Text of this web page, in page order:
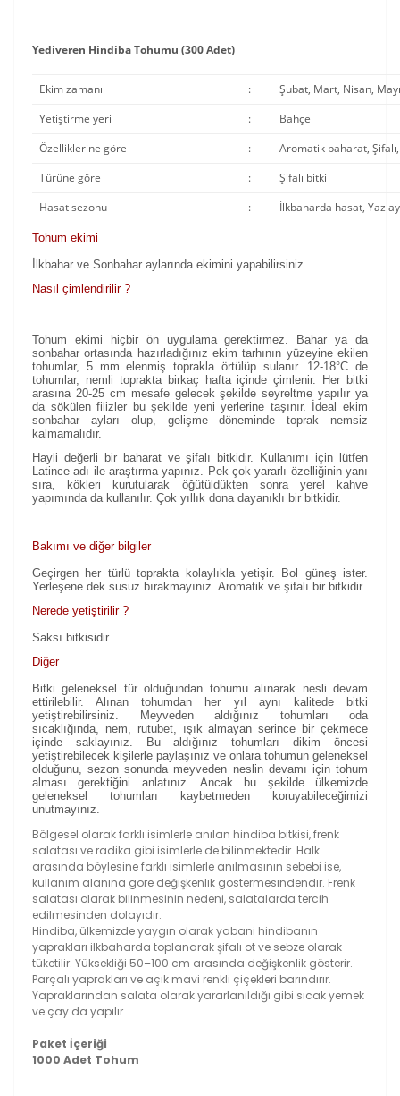
Yediveren Hindiba Tohumu (300 Adet)
Ekim zamanı :
Şubat, Mart, Nisan,
Yetiştirme yeri
:
Bahçe
Özelliklerine göre
:
Aromatik baharat,
Türüne göre
:
Şifalı bitki
Hasat sezonu
: İlkbaharda hasat, Yaz
Tohum ekimi
İlkbahar ve Sonbahar aylarında ekimini yapabilirsiniz.
Nasıl çimlendirilir ?
Tohum ekimi hiçbir ön uygulama gerektirmez. Bahar ya da
sonbahar ortasında hazırladığınız ekim tarhının yüzeyine ekilen
tohumlar, 5 mm elenmiş toprakla örtülüp sulanır. 12-18°C de
tohumlar, nemli toprakta birkaç hafta içinde çimlenir. Her bitki
arasına 20-25 cm mesafe gelecek şekilde seyreltme yapılır ya
da sökülen filizler bu şekilde yeni yerlerine taşınır. İdeal ekim
sonbahar ayları olup, gelişme döneminde toprak nemsiz
kalmamalıdır.
Hayli değerli bir baharat ve şifalı bitkidir. Kullanımı için lütfen
Latince adı ile araştırma yapınız. Pek çok yararlı özelliğinin yanı
sıra, kökleri kurutularak öğütüldükten sonra yerel kahve
yapımında da kullanılır. Çok yıllık dona dayanıklı bir bitkidir.
Bakımı ve diğer bilgiler
Geçirgen her türlü toprakta kolaylıkla yetişir. Bol güneş ister.
Yerleşene dek susuz bırakmayınız. Aromatik ve şifalı bir bitkidir.
Nerede yetiştirilir ?
Saksı bitkisidir.
Diğer
Bitki geleneksel tür olduğundan tohumu alınarak nesli devam
ettirilebilir. Alınan tohumdan her yıl aynı kalitede bitki
yetiştirebilirsiniz. Meyveden aldığınız tohumları oda
sıcaklığında, nem, rutubet, ışık almayan serince bir çekmece
içinde saklayınız. Bu aldığınız tohumları dikim öncesi
yetiştirebilecek kişilerle paylaşınız ve onlara tohumun geleneksel
olduğunu, sezon sonunda meyveden neslin devamı için tohum
alması gerektiğini anlatınız. Ancak bu şekilde ülkemizde
geleneksel tohumları kaybetmeden koruyabileceğimizi
unutmayınız.
Bölgesel olarak farklı isimlerle anılan hindiba bitkisi, frenk
salatası ve radika gibi isimlerle de bilinmektedir. Halk
arasında böylesine farklı isimlerle anılmasının sebebi ise,
kullanım alanına göre değişkenlik göstermesindendir. Frenk
salatası olarak bilinmesinin nedeni, salatalarda tercih
edilmesinden dolayıdır.
Hindiba, ülkemizde yaygın olarak yabani hindibanın
yaprakları ilkbaharda toplanarak şifalı ot ve sebze olarak
tüketilir. Yüksekliği 50–100 cm arasında değişkenlik gösterir.
Parçalı yaprakları ve açık mavi renkli çiçekleri barındırır.
Yapraklarından salata olarak yararlanıldığı gibi sıcak yemek
ve çay da yapılır.
Paket İçeriği
1000 Adet Tohum